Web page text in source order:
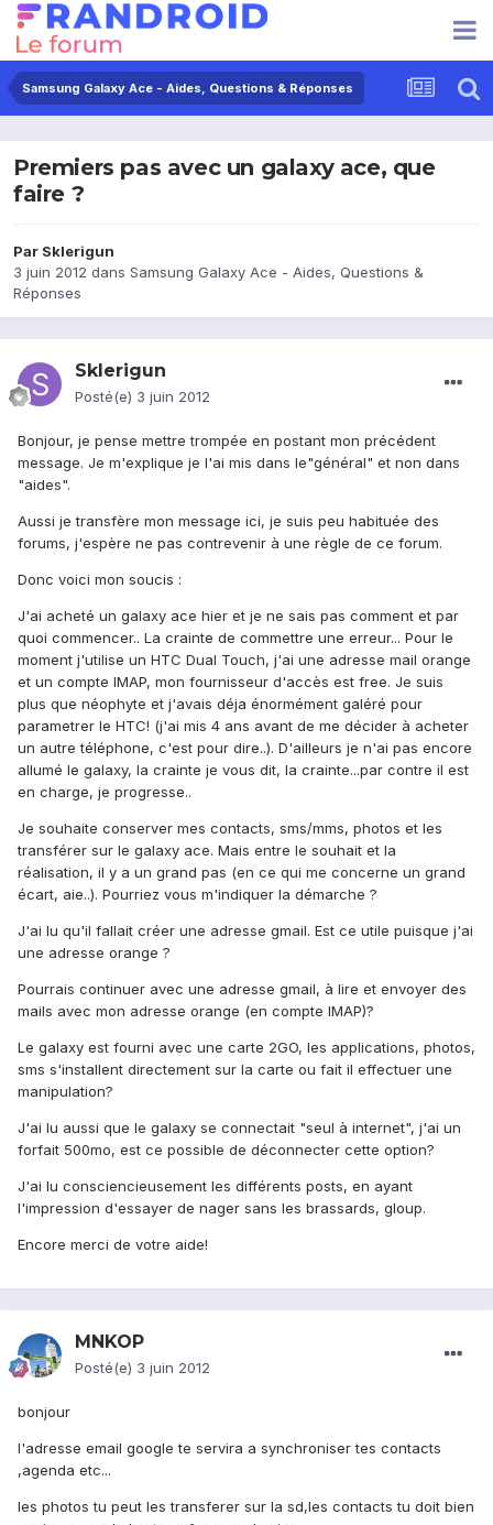
Samsung Galaxy Ace - Aides, Questions & Réponses
Premiers pas avec un galaxy ace, que
faire ?
Par Sklerigun
3 juin 2012 dans Samsung Galaxy Ace - Aides, Questions &
Réponses
Sklerigun
Posté(e) 3 juin 2012
Bonjour, je pense mettre trompée en postant mon précédent
message. Je m'explique je l'ai mis dans le"général" et non dans
"aides".
Aussi je transfère mon message ici, je suis peu habituée des
forums, j'espère ne pas contrevenir à une règle de ce forum.
Donc voici mon soucis :
J'ai acheté un galaxy ace hier et je ne sais pas comment et par
quoi commencer.. La crainte de commettre une erreur... Pour le
moment j'utilise un HTC Dual Touch, j'ai une adresse mail orange
et un compte IMAP, mon fournisseur d'accès est free. Je suis
plus que néophyte et j'avais déja énormément galéré pour
parametrer le HTC! (j'ai mis 4 ans avant de me décider à acheter
un autre téléphone, c'est pour dire..). D'ailleurs je n'ai pas encore
allumé le galaxy, la crainte je vous dit, la crainte...par contre il est
en charge, je progresse..
Je souhaite conserver mes contacts, sms/mms, photos et les
transférer sur le galaxy ace. Mais entre le souhait et la
réalisation, il y a un grand pas (en ce qui me concerne un grand
écart, aie..). Pourriez vous m'indiquer la démarche ?
J'ai lu qu'il fallait créer une adresse gmail. Est ce utile puisque j'ai
une adresse orange ?
Pourrais continuer avec une adresse gmail, à lire et envoyer des
mails avec mon adresse orange (en compte IMAP)?
Le galaxy est fourni avec une carte 2GO, les applications, photos,
sms s'installent directement sur la carte ou fait il effectuer une
manipulation?
J'ai lu aussi que le galaxy se connectait "seul à internet", j'ai un
forfait 500mo, est ce possible de déconnecter cette option?
J'ai lu consciencieusement les différents posts, en ayant
l'impression d'essayer de nager sans les brassards, gloup.
Encore merci de votre aide!
MNKOP
Posté(e) 3 juin 2012
bonjour
l'adresse email google te servira a synchroniser tes contacts
,agenda etc...
les photos tu peut les transferer sur la sd,les contacts tu doit bien